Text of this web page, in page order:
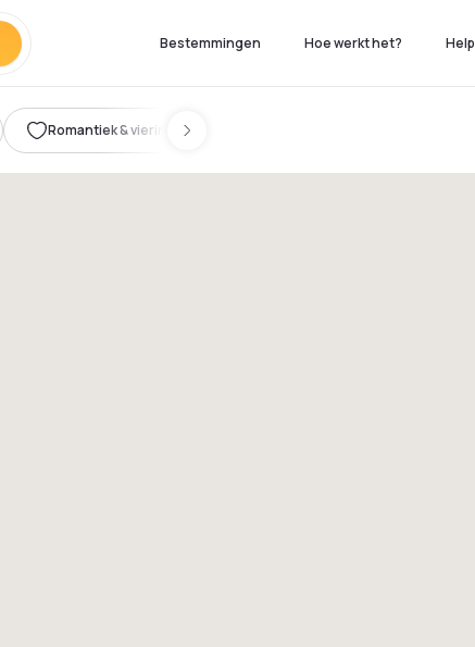
Bestemmingen Hoe werkt het? Help
Romantiek & viering